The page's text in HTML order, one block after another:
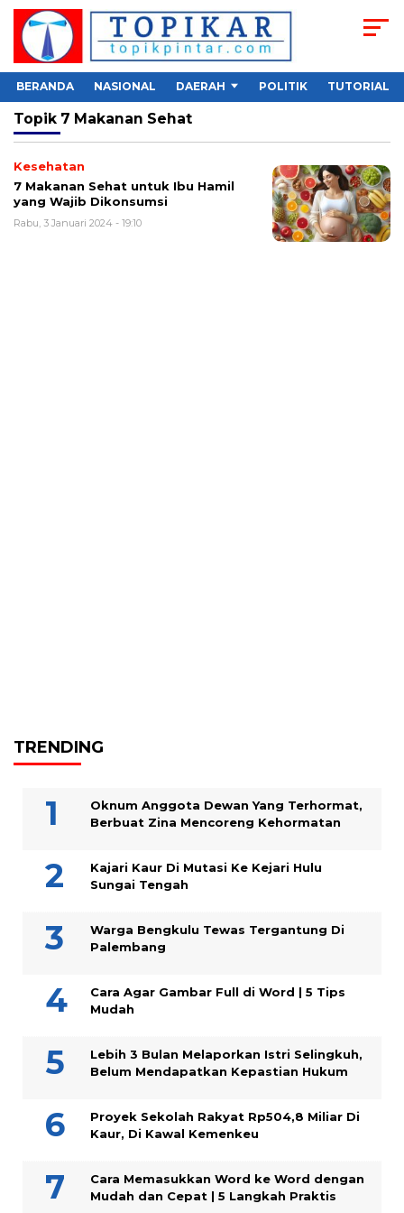
BERANDA NASIONAL DAERAH POLITIK TUTORIAL
Topik 7 Makanan Sehat
Kesehatan
7 Makanan Sehat untuk Ibu Hamil
yang Wajib Dikonsumsi
Rabu, 3 Januari 2024 - 19:10
TRENDING
Oknum Anggota Dewan Yang Terhormat,
Berbuat Zina Mencoreng Kehormatan
Kajari Kaur Di Mutasi Ke Kejari Hulu
Sungai Tengah
Warga Bengkulu Tewas Tergantung Di
Palembang
Cara Agar Gambar Full di Word | 5 Tips
Mudah
Lebih 3 Bulan Melaporkan Istri Selingkuh,
Belum Mendapatkan Kepastian Hukum
Proyek Sekolah Rakyat Rp504,8 Miliar Di
Kaur, Di Kawal Kemenkeu
Cara Memasukkan Word ke Word dengan
Mudah dan Cepat | 5 Langkah Praktis